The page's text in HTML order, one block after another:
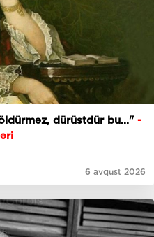
dürüstdür bu..." -
6 avqust 2026